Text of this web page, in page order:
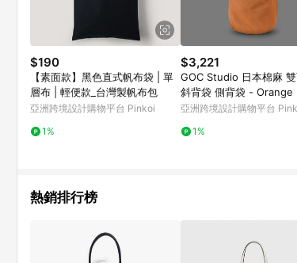
$190
【素面款】黑色直式帆布袋 | 單
層布 | 輕便款_台灣製帆布包
亞洲跨境設計購物平台 Pinkoi
1%
$3,221
GOC Studio 日本棉麻
斜背袋 側背袋 - Orange
亞洲跨境設計購物平台
1%
熱銷排行榜